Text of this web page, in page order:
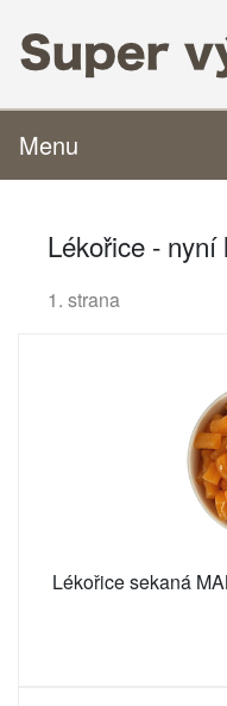
Menu
Lékořice - nyní
1. strana
Lékořice sekaná